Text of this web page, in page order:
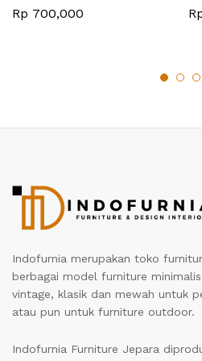
Rp 700,000
Indofurnia merupakan toko
berbagai model furniture
vintage, klasik dan mewah untuk
atau pun untuk furniture outdoor.
Indofurnia Furniture Jepara